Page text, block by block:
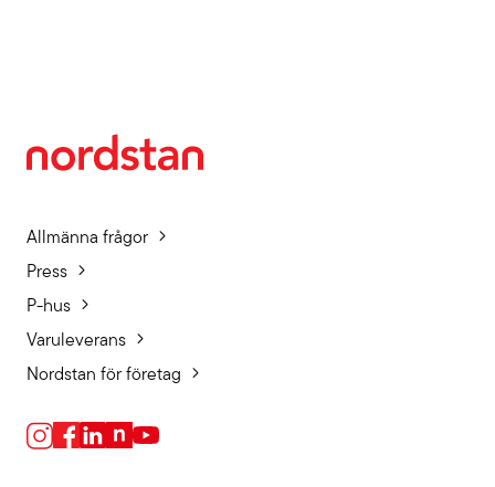
Allmänna frågor
Press
P-hus
Varuleverans
Nordstan för företag